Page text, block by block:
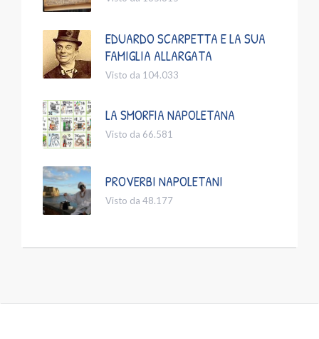
EDUARDO SCARPETTA E LA SUA
FAMIGLIA ALLARGATA
Visto da 104.033
LA SMORFIA NAPOLETANA
Visto da 66.581
PROVERBI NAPOLETANI
Visto da 48.177